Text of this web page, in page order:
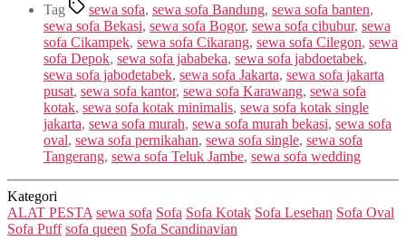
Tag sewa sofa, sewa sofa Bandung, sewa sofa banten,
sewa sofa Bekasi, sewa sofa Bogor, sewa sofa cibubur, sewa
sofa Cikampek, sewa sofa Cikarang, sewa sofa Cilegon, sewa
sofa Depok, sewa sofa jababeka, sewa sofa jabdoetabek,
sewa sofa jabodetabek, sewa sofa Jakarta, sewa sofa jakarta
pusat, sewa sofa kantor, sewa sofa Karawang, sewa sofa
kotak, sewa sofa kotak minimalis, sewa sofa kotak single
jakarta, sewa sofa murah, sewa sofa murah bekasi, sewa sofa
oval, sewa sofa pernikahan, sewa sofa single, sewa sofa
Tangerang, sewa sofa Teluk Jambe, sewa sofa wedding
Kategori
ALAT PESTA sewa sofa Sofa Sofa Kotak Sofa Lesehan Sofa Oval
Sofa Puff sofa queen Sofa Scandinavian